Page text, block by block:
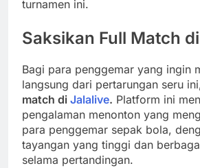
turnamen ini.
Saksikan Full Match
Bagi para penggemar yang ingin
langsung dari pertarungan seru
match di Jalalive. Platform ini
pengalaman menonton yang
para penggemar sepak bola,
tayangan yang tinggi dan
selama pertandingan.